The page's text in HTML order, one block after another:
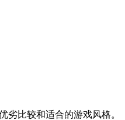
比较和适合的游戏风格。